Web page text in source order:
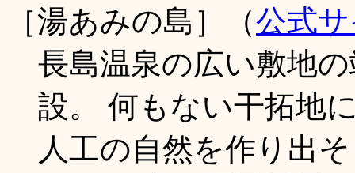
［湯あみの島］（公式
長島温泉の広い敷地
設。 何もない干拓地
人工の自然を作り出